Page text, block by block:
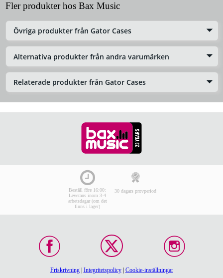
Fler produkter hos Bax Music
Övriga produkter från Gator Cases
Alternativa produkter från andra varumärken
Relaterade produkter från Gator Cases
Beställ före 16:00:
Leverans inom 3-4
arbetsdagar (om det
finns i lager)
30 dagars provperiod
Friskrivning| Integritetspolicy| Cookie-inställningar